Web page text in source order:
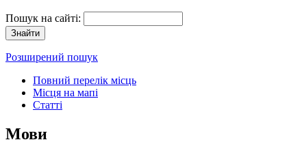
Пошук на сайті:
Розширений пошук
Повний перелік місць
Місця на мапі
Статті
Мови